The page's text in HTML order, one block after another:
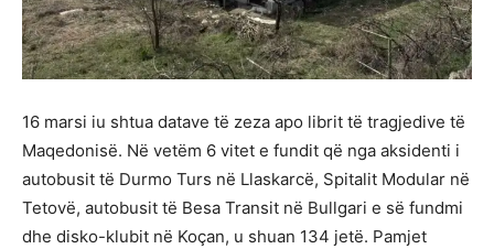
16 marsi iu shtua datave të zeza apo librit të tragjedive të
Maqedonisë. Në vetëm 6 vitet e fundit që nga aksidenti i
autobusit të Durmo Turs në Llaskarcë, Spitalit Modular në
Tetovë, autobusit të Besa Transit në Bullgari e së fundmi
dhe disko-klubit në Koçan, u shuan 134 jetë. Pamjet